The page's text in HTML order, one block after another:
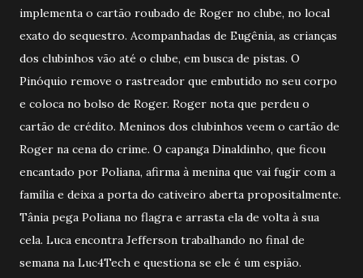
implementa o cartão roubado de Roger no clube, no local
exato do sequestro. Acompanhadas de Eugênia, as crianças
dos clubinhos vão até o clube, em busca de pistas. O
Pinóquio remove o rastreador que embutido no seu corpo
e coloca no bolso de Roger. Roger nota que perdeu o
cartão de crédito. Meninos dos clubinhos veem o cartão de
Roger na cena do crime. O capanga Dinaldinho, que ficou
encantado por Poliana, afirma à menina que vai fugir com a
família e deixa a porta do cativeiro aberta propositalmente.
Tânia pega Poliana no flagra e arrasta ela de volta à sua
cela. Luca encontra Jefferson trabalhando no final de
semana na Luc4Tech e questiona se ele é um espião.